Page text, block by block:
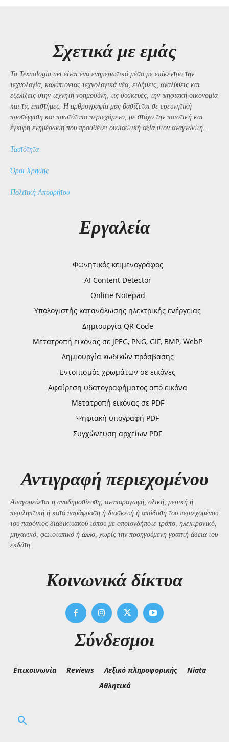
Σχετικά με εμάς
Το Texnologia.net είναι ένα ενημερωτικό μέσο με επίκεντρο την
τεχνολογία, καλύπτοντας τεχνολογικά νέα, ειδήσεις, αναλύσεις και
εξελίξεις στην τεχνητή νοημοσύνη, τις συσκευές, την ψηφιακή οικονομία
και τις επιστήμες. Η αρθρογραφία μας βασίζεται σε ερευνητική
προσέγγιση και πρωτότυπο περιεχόμενο, με στόχο την ποιοτική και
έγκυρη ενημέρωση που προσθέτει ουσιαστική αξία στον αναγνώστη..
Ταυτότητα
Όροι Χρήσης
Πολιτική Απορρήτου
Εργαλεία
Φωνητικός κειμενογράφος
AI Content Detector
Online Notepad
Υπολογιστής κατανάλωσης ηλεκτρικής ενέργειας
Δημιουργία QR Code
Μετατροπή εικόνας σε JPEG, PNG, GIF, BMP, WebP
Δημιουργία κωδικών πρόσβασης
Εντοπισμός χρωμάτων σε εικόνες
Αφαίρεση υδατογραφήματος από εικόνα
Μετατροπή εικόνας σε PDF
Ψηφιακή υπογραφή PDF
Συγχώνευση αρχείων PDF
Αντιγραφή περιεχομένου
Απαγορεύεται η αναδημοσίευση, αναπαραγωγή, ολική, μερική ή
περιληπτική ή κατά παράφραση ή διασκευή ή απόδοση του περιεχομένου
του παρόντος διαδικτυακού τόπου με οποιονδήποτε τρόπο, ηλεκτρονικό,
μηχανικό, φωτοτυπικό ή άλλο, χωρίς την προηγούμενη γραπτή άδεια του
εκδότη.
Kοινωνικά δίκτυα
Σύνδεσμοι
Επικοινωνία Reviews Λεξικό πληροφορικής
Niata
Αθλητικά